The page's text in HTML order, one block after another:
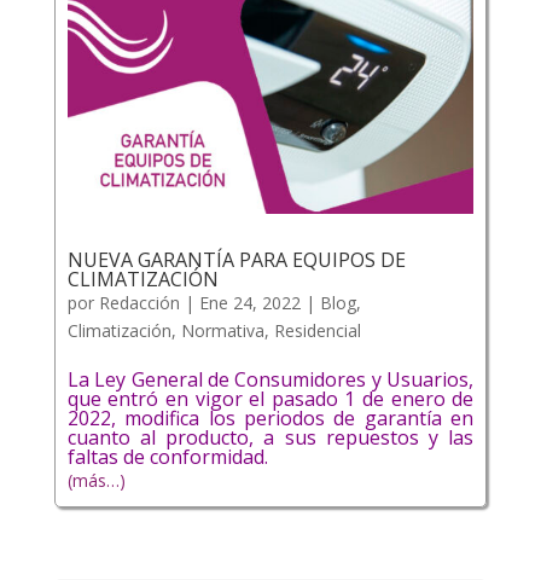
NUEVA GARANTÍA PARA EQUIPOS DE
CLIMATIZACIÓN
por Redacción | Ene 24, 2022| Blog,
Climatización, Normativa, Residencial
La Ley General de Consumidores y Usuarios,
que entró en vigor el pasado 1 de enero de
2022, modifica los periodos de garantía en
cuanto al producto, a sus repuestos y las
faltas de conformidad.
(más…)